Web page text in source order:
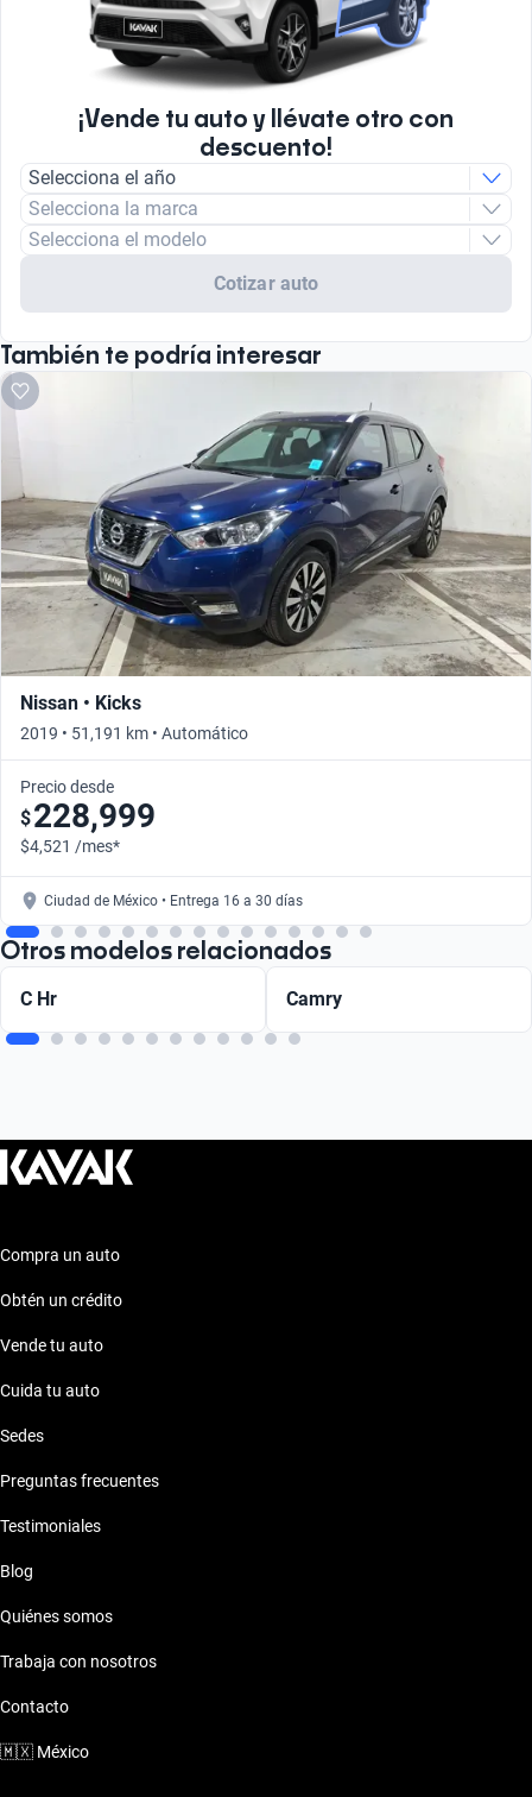
¡Vende tu auto y llévate otro con
descuento!
Selecciona el año
Selecciona la marca
Selecciona el modelo
Cotizar auto
También te podría interesar
Nissan • Kicks
2019 • 51,191 km • Automático
Precio desde
$228,999
$4,521 /mes*
Ciudad de México • Entrega 16 a 30 días
Otros modelos relacionados
C Hr Camry
Compra un auto
Obtén un crédito
Vende tu auto
Cuida tu auto
Sedes
Preguntas frecuentes
Testimoniales
Blog
Quiénes somos
Trabaja con nosotros
Contacto
🇲🇽 México